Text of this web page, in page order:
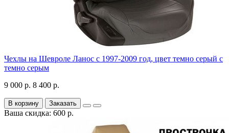
Чехлы на Шевроле Ланос с 1997-2009 год, цвет темно серый с
темно серым
9 000 р. 8 400 р.
В корзину Заказать
Ваша скидка: 600 р.